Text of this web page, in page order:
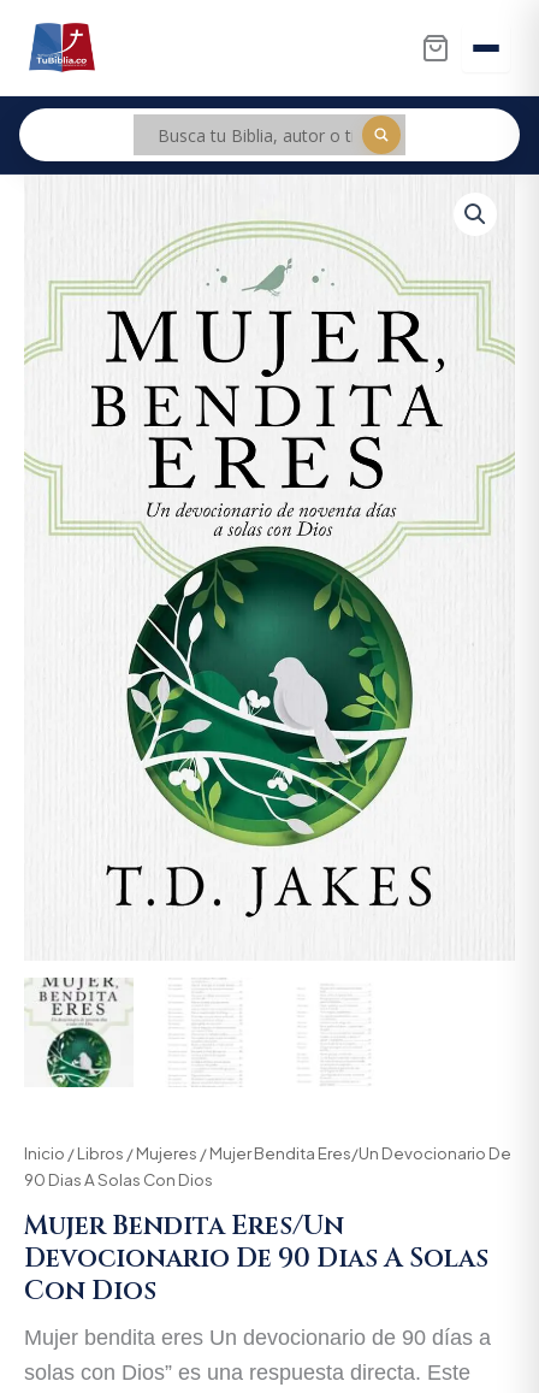
contenido
Inicio /Libros /Mujeres / Mujer Bendita Eres/Un Devocionario De
90 Dias A Solas Con Dios
Mujer Bendita Eres/Un
Devocionario De 90 Dias A Solas
Con Dios
Mujer bendita eres Un devocionario de 90 días a
solas con Dios” es una respuesta directa. Este
price
was:
$80.500.
price
is:
$76.475.
A
cantidad